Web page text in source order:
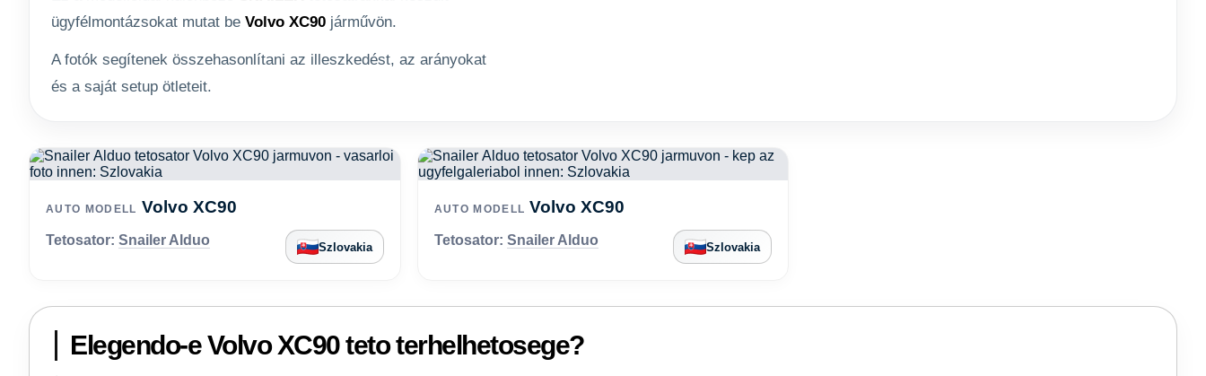
ügyfélmontázsokat mutat be Volvo XC90 járművön.
A fotók segítenek összehasonlítani az illeszkedést, az arányokat
és a saját setup ötleteit.
AUTO MODELL Volvo XC90
Tetosator: Snailer Alduo Szlovakia
AUTO MODELL Volvo XC90
Tetosator: Snailer Alduo Szlovakia
Elegendo-e Volvo XC90 teto terhelhetosege?